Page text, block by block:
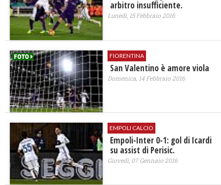
arbitro insufficiente.
Lunedì, 15 Febbraio 2016
FIORENTINA
San Valentino è amore viola
Domenica, 14 Febbraio 2016
EMPOLI CALCIO
Empoli-Inter 0-1: gol di Icardi
su assist di Perisic.
Giovedì, 07 Gennaio 2016